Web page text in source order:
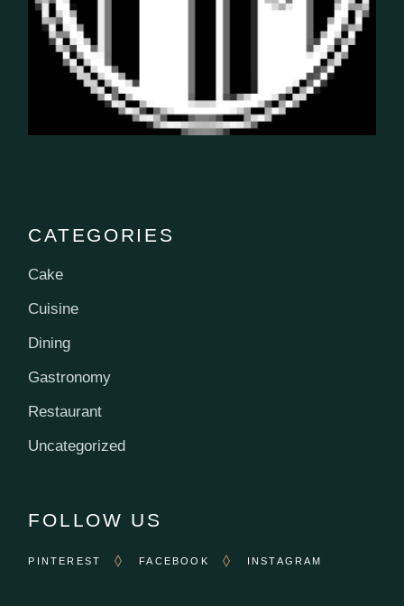
CATEGORIES
Cake
Cuisine
Dining
Gastronomy
Restaurant
Uncategorized
FOLLOW US
PINTEREST FACEBOOK INSTAGRAM